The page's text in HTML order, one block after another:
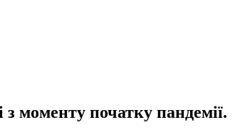
моменту початку пандемії.